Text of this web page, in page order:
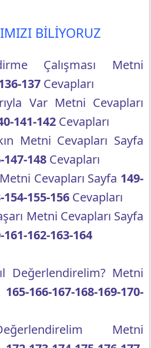
BİLİYORUZ
Çalışması Metni
137 Cevapları
Var Metni Cevapları
141-142 Cevapları
Metni Cevapları Sayfa
147-148 Cevapları
Cevapları Sayfa 149-
154-155-156 Cevapları
Metni Cevapları Sayfa
162-163-164
Değerlendirelim? Metni
165-166-167-168-169-170-
Metni